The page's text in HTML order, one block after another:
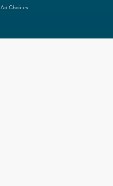
Ad Choices